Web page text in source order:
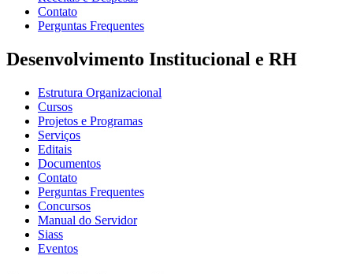
Contato
Perguntas Frequentes
Desenvolvimento Institucional e RH
Estrutura Organizacional
Cursos
Projetos e Programas
Serviços
Editais
Documentos
Contato
Perguntas Frequentes
Concursos
Manual do Servidor
Siass
Eventos